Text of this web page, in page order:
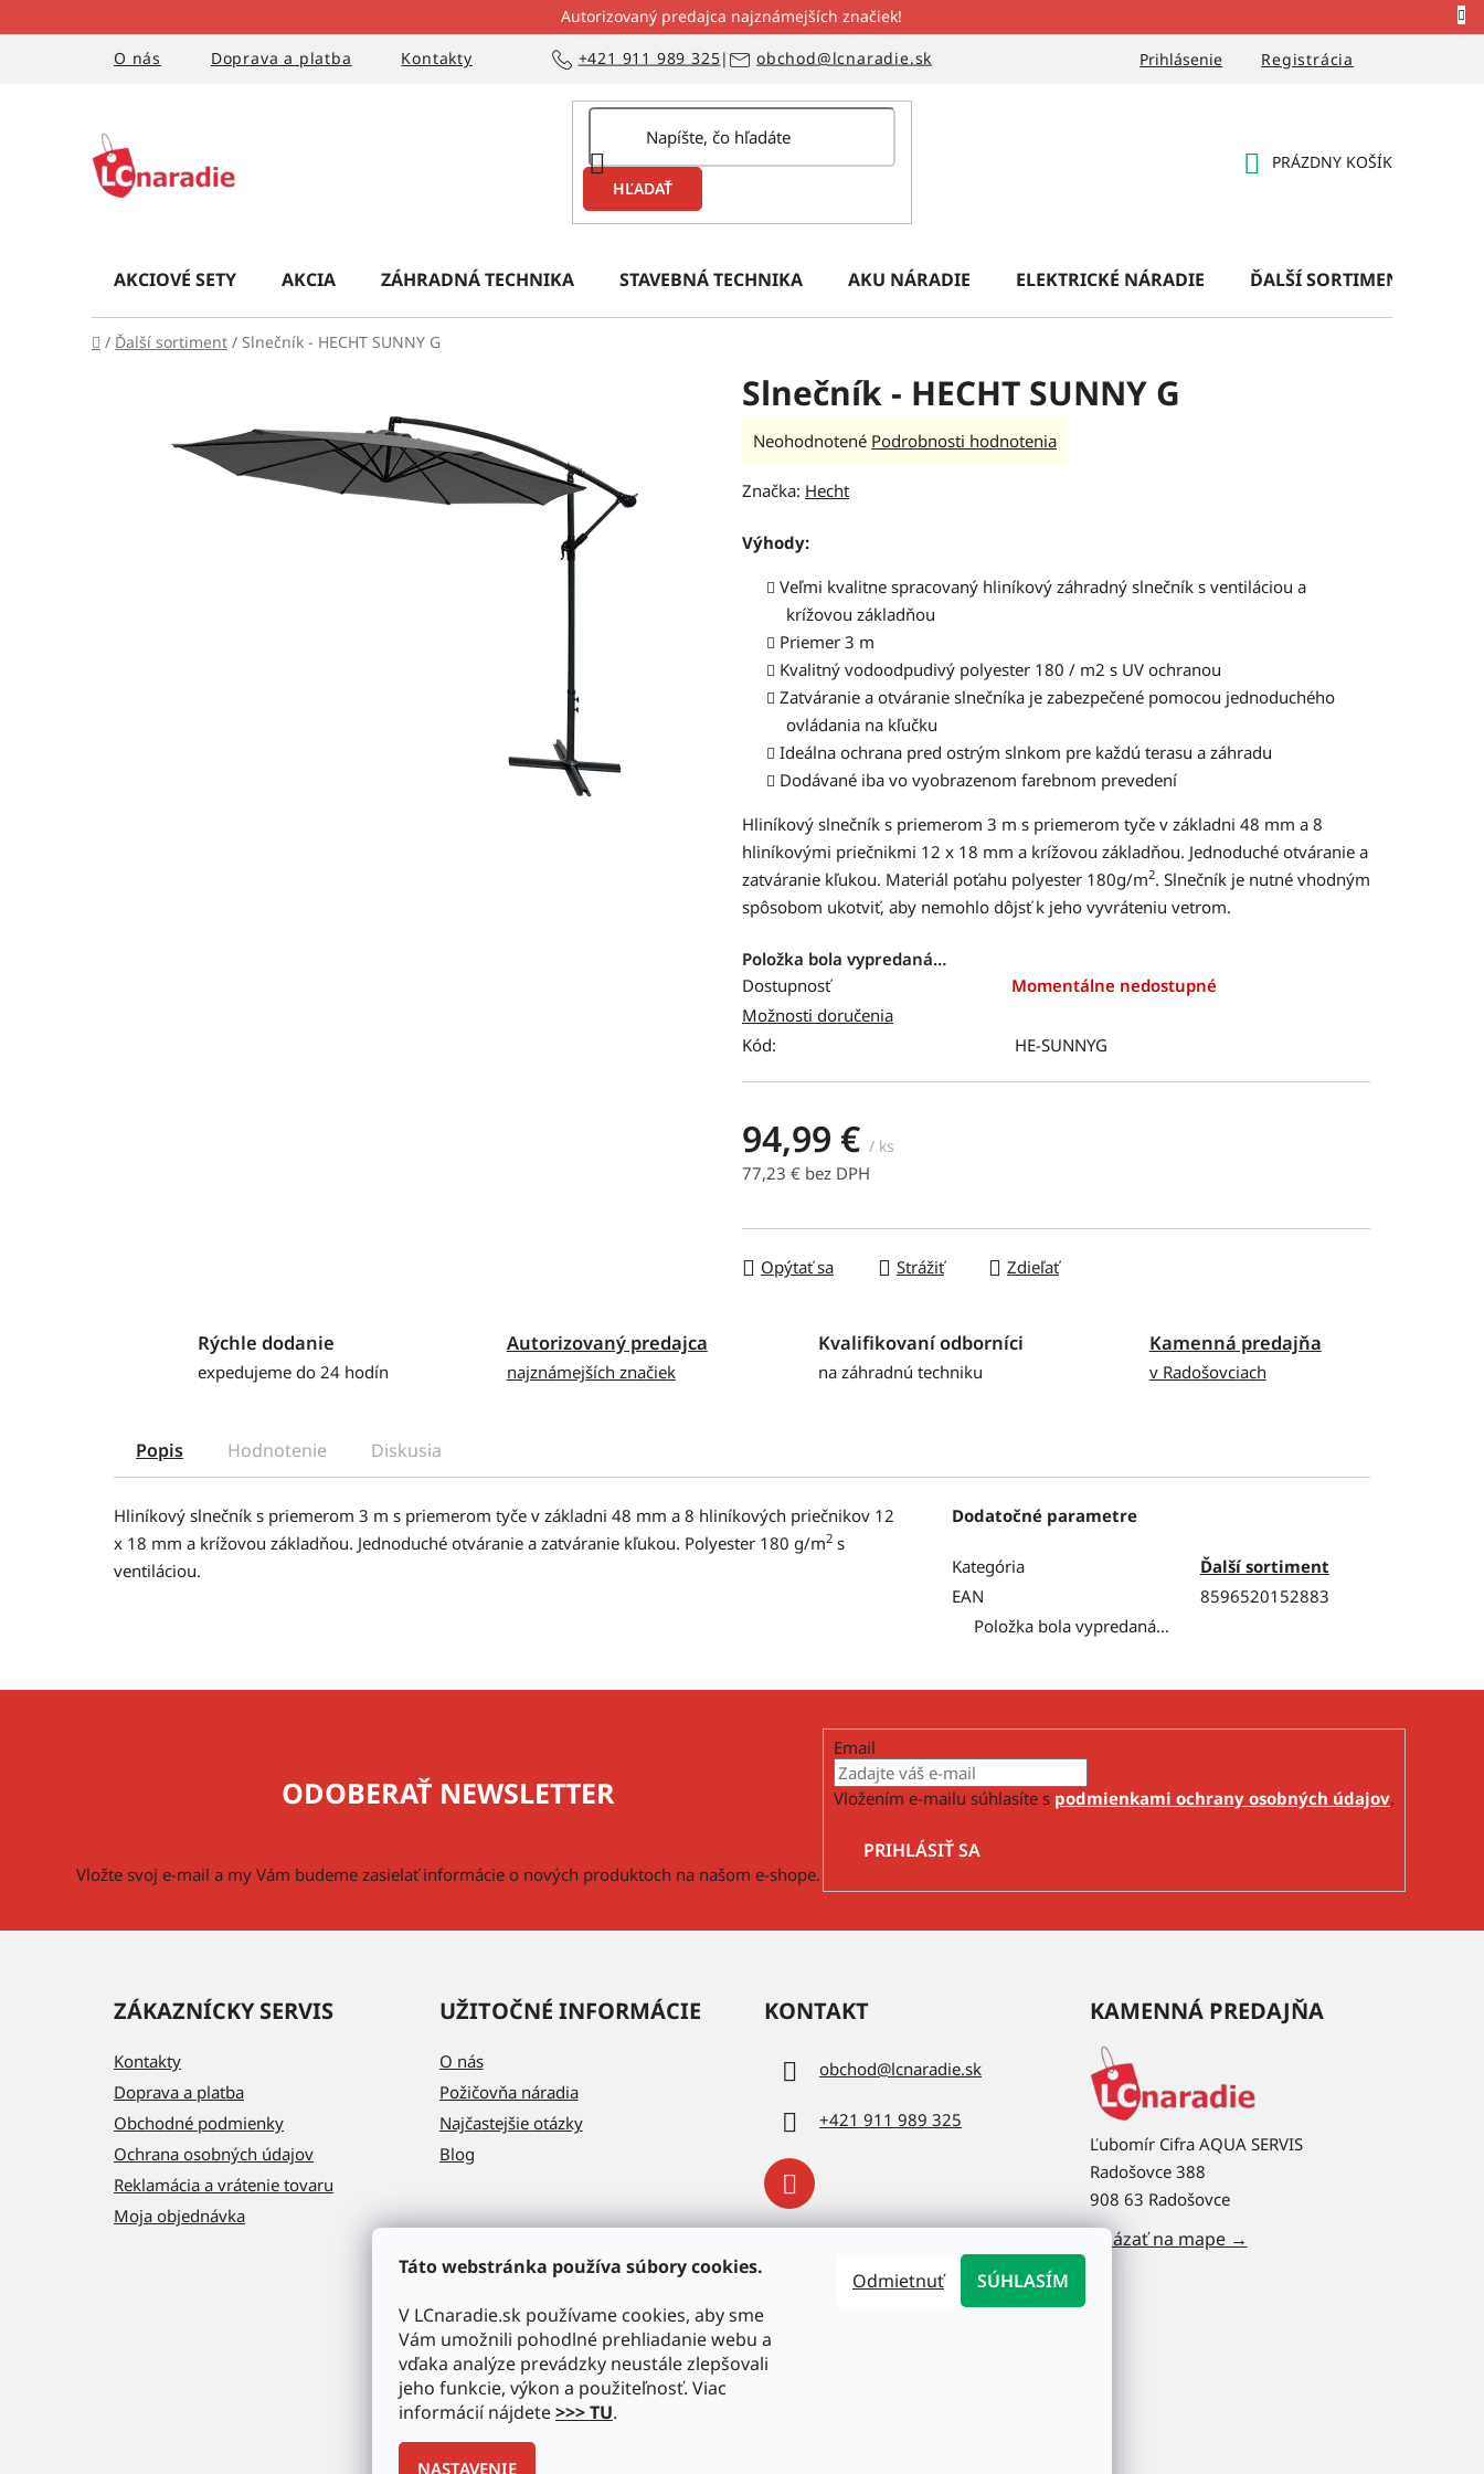
Táto webstránka používa súbory cookies.
V LCnaradie.sk používame cookies, aby sme
Vám umožnili pohodlné prehliadanie webu a
vďaka analýze prevádzky neustále zlepšovali
jeho funkcie, výkon a použiteľnosť. Viac
informácií nájdete>>> TU.
NASTAVENIE
Odmietnuť SÚHLASÍM
na
Autorizovaný predajca najznámejších značiek!
O nás
Doprava a platba Kontakty Prihlásenie Registrácia
+421 911 989 325| obchod@lcnaradie.sk
HĽADAŤ
PRÁZDNY KOŠÍK
AKCIOVÉ SETY AKCIA ZÁHRADNÁ TECHNIKA STAVEBNÁ TECHNIKA AKU NÁRADIE ELEKTRICKÉ NÁRADIE ĎALŠÍ SORTIMENT
Domov
/ Ďalší sortiment / Slnečník - HECHT SUNNY G
Slnečník - HECHT SUNNY G
Priemerné
produktu
0,0
hviezdičiek.
Neohodnotené Podrobnosti hodnotenia
Značka: Hecht
Výhody:
Veľmi kvalitne spracovaný hliníkový záhradný slnečník s ventiláciou a
krížovou základňou
Priemer 3 m
Kvalitný vodoodpudivý polyester 180 / m2 s UV ochranou
Zatváranie a otváranie slnečníka je zabezpečené pomocou jednoduchého
ovládania na kľučku
Ideálna ochrana pred ostrým slnkom pre každú terasu a záhradu
Dodávané iba vo vyobrazenom farebnom prevedení
Hliníkový slnečník s priemerom 3 m s priemerom tyče v základni 48 mm a 8
hliníkovými priečnikmi 12 x 18 mm a krížovou základňou. Jednoduché otváranie a
zatváranie kľukou. Materiál poťahu polyester 180g/m2. Slnečník je nutné vhodným
spôsobom ukotviť, aby nemohlo dôjsť k jeho vyvráteniu vetrom.
Položka bola vypredaná…
Dostupnosť
Momentálne nedostupné
Možnosti doručenia
Kód:
HE-SUNNYG
94,99 € / ks
77,23 € bez DPH
Opýtať sa Strážiť Zdieľať
Rýchle dodanie
expedujeme do 24 hodín
Autorizovaný predajca
najznámejších značiek
Kvalifikovaní odborníci
na záhradnú techniku
Kamenná predajňa
v Radošovciach
Popis Hodnotenie Diskusia
Hliníkový slnečník s priemerom 3 m s priemerom tyče v základni 48 mm a 8 hliníkových priečnikov 12
x 18 mm a krížovou základňou. Jednoduché otváranie a zatváranie kľukou. Polyester 180 g/m2 s
ventiláciou.
Dodatočné parametre
Kategória
Ďalší sortiment
EAN
8596520152883
Položka bola vypredaná…
ODOBERAŤ NEWSLETTER
Vložte svoj e-mail a my Vám budeme zasielať informácie o nových produktoch na našom e-shope.
Email
Vložením e-mailu súhlasíte s podmienkami ochrany osobných údajov.
PRIHLÁSIŤ SA
ZÁKAZNÍCKY SERVIS
Kontakty
Doprava a platba
Obchodné podmienky
Ochrana osobných údajov
Reklamácia a vrátenie tovaru
Moja objednávka
UŽITOČNÉ INFORMÁCIE
O nás
Požičovňa náradia
Najčastejšie otázky
Blog
KONTAKT
obchod@lcnaradie.sk
+421 911 989 325
KAMENNÁ PREDAJŇA
Ľubomír Cifra AQUA SERVIS
Radošovce 388
908 63 Radošovce
Ukázať na mape →